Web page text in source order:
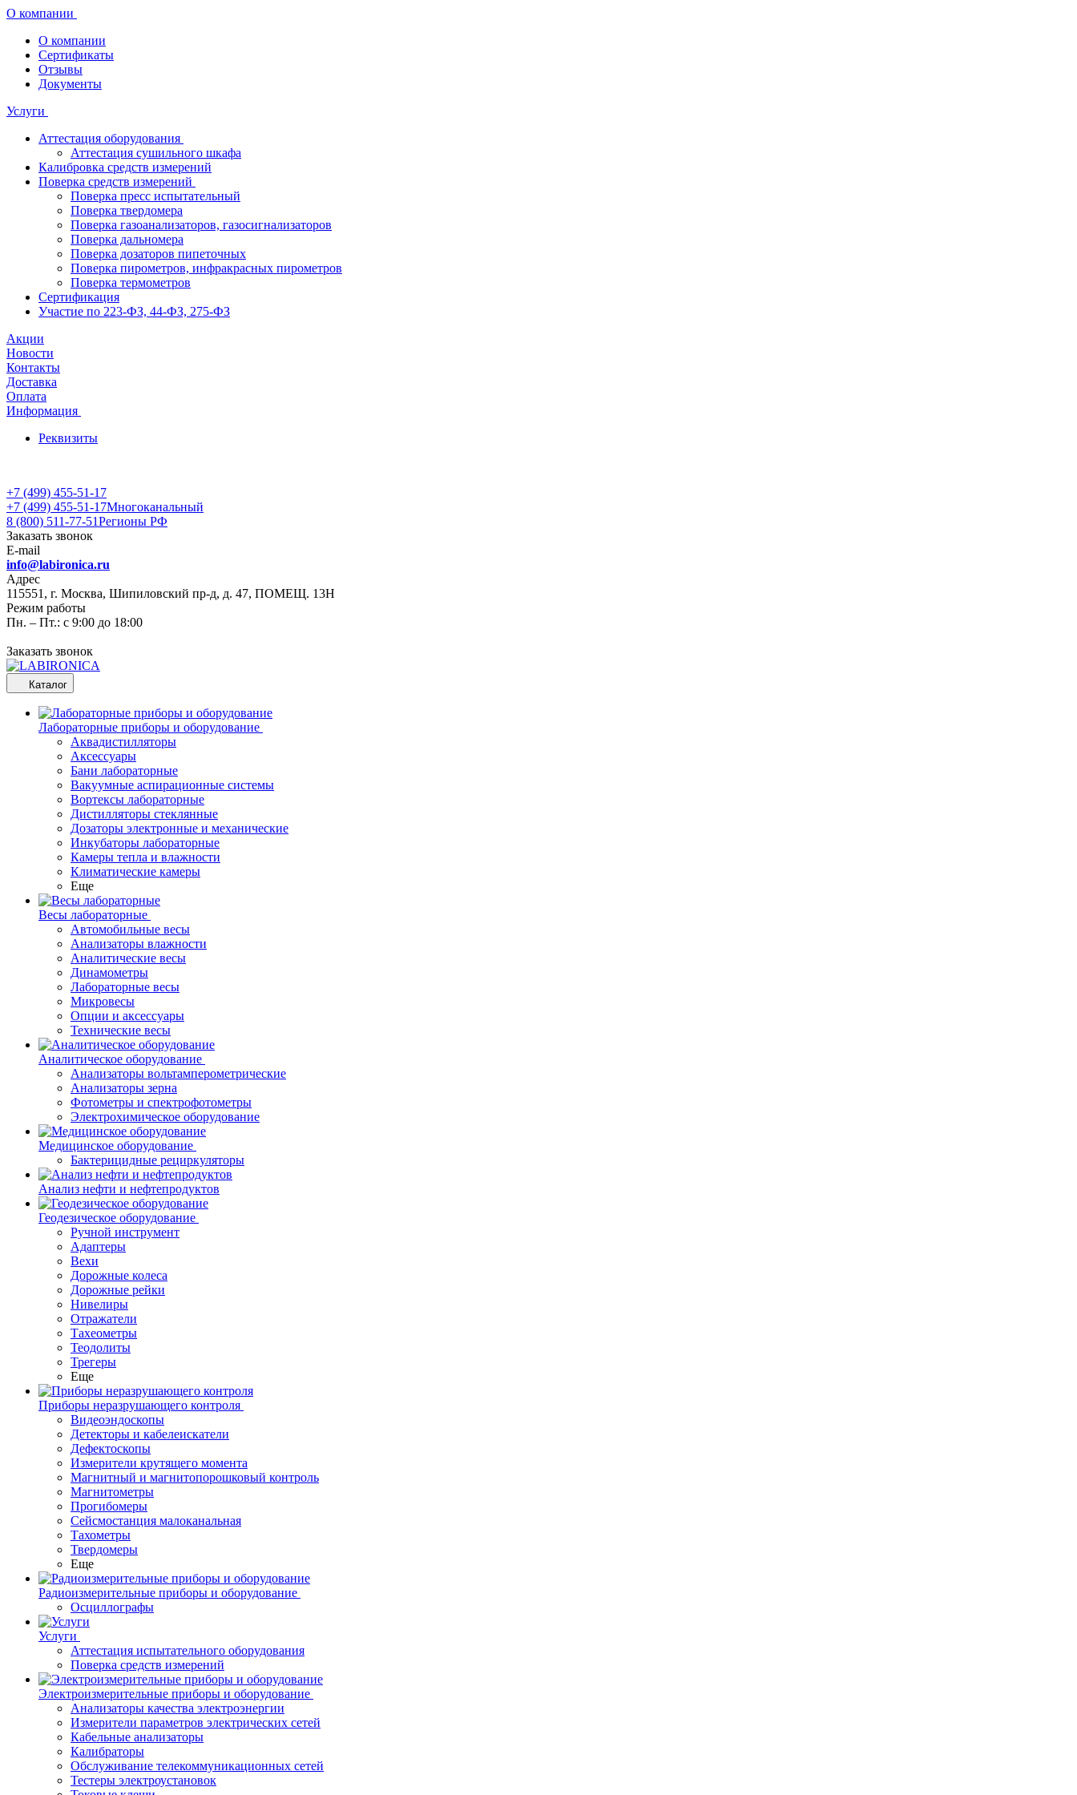
О компании
О компании
Сертификаты
Отзывы
Документы
Услуги
Аттестация оборудования
Аттестация сушильного шкафа
Калибровка средств измерений
Поверка средств измерений
Поверка пресс испытательный
Поверка твердомера
Поверка газоанализаторов, газосигнализаторов
Поверка дальномера
Поверка дозаторов пипеточных
Поверка пирометров, инфракрасных пирометров
Поверка термометров
Сертификация
Участие по 223-ФЗ, 44-ФЗ, 275-ФЗ
Акции
Новости
Контакты
Доставка
Оплата
Информация
Реквизиты
+7 (499) 455-51-17
+7 (499) 455-51-17Многоканальный
8 (800) 511-77-51Регионы РФ
Заказать звонок
E-mail
info@labironica.ru
Адрес
115551, г. Москва, Шипиловский пр-д, д. 47, ПОМЕЩ. 13Н
Режим работы
Пн. – Пт.: с 9:00 до 18:00
Заказать звонок
Каталог
Лабораторные приборы и оборудование
Аквадистилляторы
Аксессуары
Бани лабораторные
Вакуумные аспирационные системы
Вортексы лабораторные
Дистилляторы стеклянные
Дозаторы электронные и механические
Инкубаторы лабораторные
Камеры тепла и влажности
Климатические камеры
Еще
Весы лабораторные
Автомобильные весы
Анализаторы влажности
Аналитические весы
Динамометры
Лабораторные весы
Микровесы
Опции и аксессуары
Технические весы
Аналитическое оборудование
Анализаторы вольтамперометрические
Анализаторы зерна
Фотометры и спектрофотометры
Электрохимическое оборудование
Медицинское оборудование
Бактерицидные рециркуляторы
Анализ нефти и нефтепродуктов
Геодезическое оборудование
Ручной инструмент
Адаптеры
Вехи
Дорожные колеса
Дорожные рейки
Нивелиры
Отражатели
Тахеометры
Теодолиты
Трегеры
Еще
Приборы неразрушающего контроля
Видеоэндоскопы
Детекторы и кабелеискатели
Дефектоскопы
Измерители крутящего момента
Магнитный и магнитопорошковый контроль
Магнитометры
Прогибомеры
Сейсмостанция малоканальная
Тахометры
Твердомеры
Еще
Радиоизмерительные приборы и оборудование
Осциллографы
Услуги
Аттестация испытательного оборудования
Поверка средств измерений
Электроизмерительные приборы и оборудование
Анализаторы качества электроэнергии
Измерители параметров электрических сетей
Кабельные анализаторы
Калибраторы
Обслуживание телекоммуникационных сетей
Тестеры электроустановок